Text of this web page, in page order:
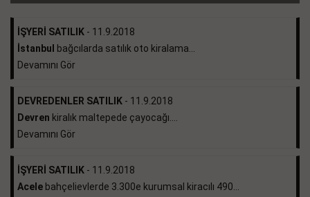
İŞYERİ SATILIK - 11.9.2018
İstanbul
bağcılarda satılık oto kiralama...
Devamını Gör
DEVREDENLER SATILIK - 11.9.2018
Devren kiralık maltepede çayocağı....
Devamını Gör
İŞYERİ SATILIK - 11.9.2018
Acele bahçelievlerde 3.300e kurumsal kiracılı 490...